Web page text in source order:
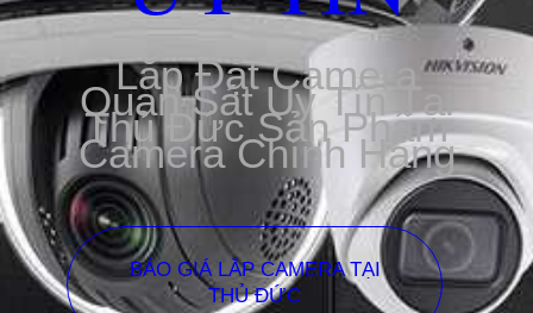
Lắp Đặt Camera
Quan Sát Uy Tín Tại
Thủ Đức Sản Phẩm
Camera Chính Hãng
BÁO GIÁ LẮP CAMERA TẠI
THỦ ĐỨC